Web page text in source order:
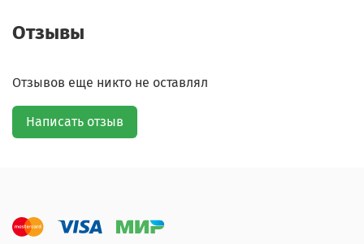
Отзывы
Отзывов еще никто не оставлял
Написать отзыв